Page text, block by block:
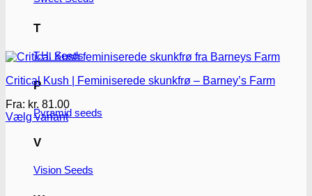
T
T.H. Seeds
P
Pyramid seeds
V
Vision Seeds
Critical Kush | Feminiserede skunkfrø – Barney’s Farm
Fra: kr. 81.00
Vælg variant
varianter.